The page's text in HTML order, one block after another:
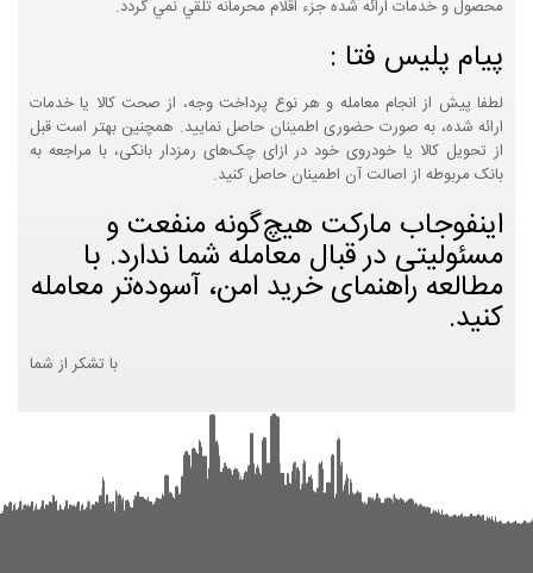
محصول و خدمات ارائه شده جزء اقلام محرمانه تلقي نمي گردد.
پیام پلیس فتا :
لطفا پیش از انجام معامله و هر نوع پرداخت وجه، از صحت کالا یا خدمات
ارائه شده، به صورت حضوری اطمینان حاصل نمایید. همچنین بهتر است قبل
از تحویل کالا یا خودروی خود در ازای چک‌های رمزدار بانکی، با مراجعه به
بانک مربوطه از اصالت آن اطمینان حاصل کنید.
اینفوجاب مارکت هیچ‌گونه منفعت و
مسئولیتی در قبال معامله شما ندارد. با
مطالعه راهنمای خرید امن، آسوده‌تر معامله
کنید.
با تشکر از شما